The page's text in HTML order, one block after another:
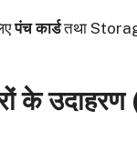
पंच कार्डतथा
के उदाहरण